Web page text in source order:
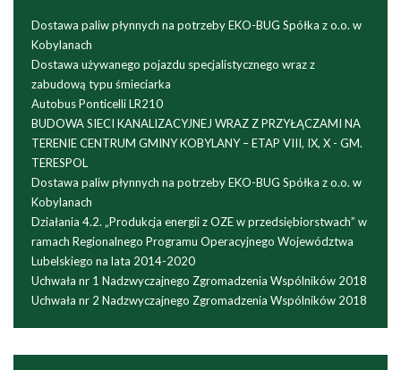
Dostawa paliw płynnych na potrzeby EKO-BUG Spółka z o.o. w
Kobylanach
Dostawa używanego pojazdu specjalistycznego wraz z
zabudową typu śmieciarka
Autobus Ponticelli LR210
BUDOWA SIECI KANALIZACYJNEJ WRAZ Z PRZYŁĄCZAMI NA
TERENIE CENTRUM GMINY KOBYLANY – ETAP VIII, IX, X - GM.
TERESPOL
Dostawa paliw płynnych na potrzeby EKO-BUG Spółka z o.o. w
Kobylanach
Działania 4.2. „Produkcja energii z OZE w przedsiębiorstwach” w
ramach Regionalnego Programu Operacyjnego Województwa
Lubelskiego na lata 2014-2020
Uchwała nr 1 Nadzwyczajnego Zgromadzenia Wspólników 2018
Uchwała nr 2 Nadzwyczajnego Zgromadzenia Wspólników 2018